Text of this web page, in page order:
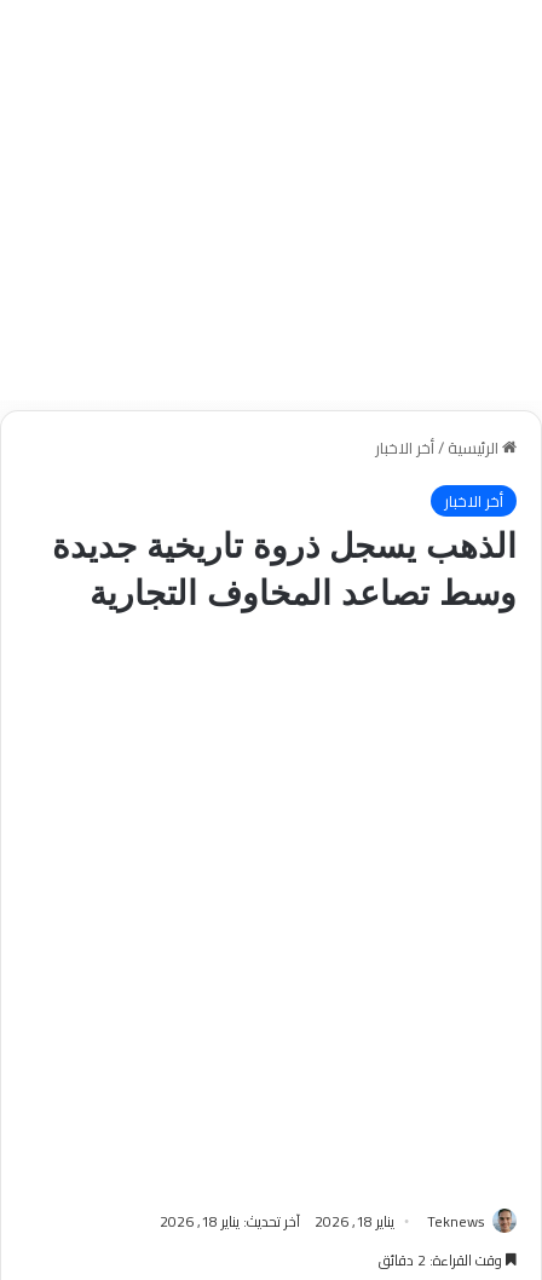
الرئيسية/أخر الاخبار
أخر الاخبار
الذهب يسجل ذروة تاريخية جديدة
وسط تصاعد المخاوف التجارية
Teknews يناير 18, 2026
آخر تحديث: يناير 18, 2026
وقت القراءة: 2 دقائق